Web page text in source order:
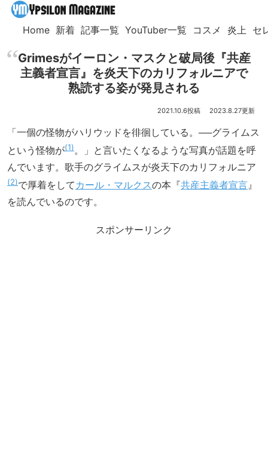
Home 新着 記事一覧 YouTuber一覧 コスメ 炎上 セ
Grimesがイーロン・マスクと破局後『共産
主義者宣言』を炎天下のカリフォルニアで
熟読する姿が発見される
2021.10.6 2023.8.27
「一個の怪物がハリウッドを徘徊している。──グライムス
という怪物が 1 。」と言いたくなるような写真が話題を呼
んでいます。歌手のグライムスが炎天下のカリフォルニア
2 で厚着をして カール・マルクスの本『共産主義者宣言』
を読んでいるのです。
スポンサーリンク